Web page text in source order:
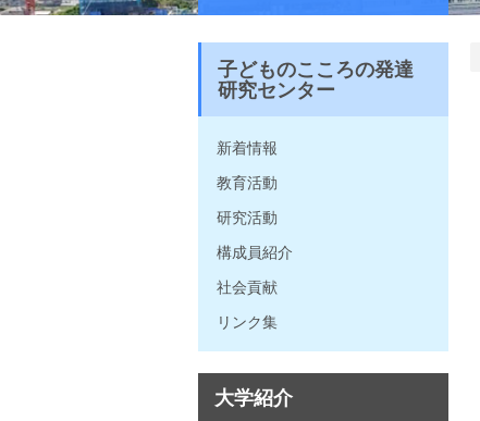
子どものこころの発達
研究センター
新着情報
教育活動
研究活動
構成員紹介
社会貢献
リンク集
大学紹介